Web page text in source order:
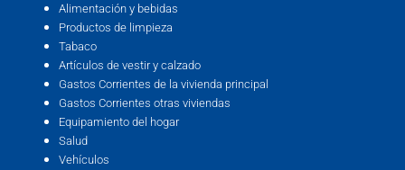
Alimentación y bebidas
Productos de limpieza
Tabaco
Artículos de vestir y calzado
Gastos Corrientes de la vivienda principal
Gastos Corrientes otras viviendas
Equipamiento del hogar
Salud
Vehículos